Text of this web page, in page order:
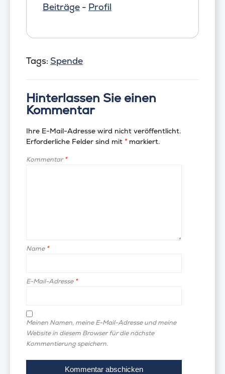
Beiträge - Profil
Tags: Spende
Hinterlassen Sie einen
Kommentar
Ihre E-Mail-Adresse wird nicht veröffentlicht.
Erforderliche Felder sind mit *markiert.
Kommentar*
Name *
E-Mail-Adresse *
Meinen Namen, meine E-Mail-Adresse und meine
Website in diesem Browser für die nächste
Kommentierung speichern.